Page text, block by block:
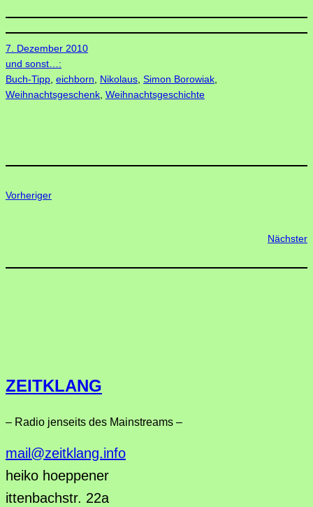
7. Dezember 2010
und sonst…:
Buch-Tipp eichborn Nikolaus Simon Borowiak
Weihnachtsgeschenk Weihnachtsgeschichte
Vorheriger
Nächster
ZEITKLANG
– Radio jenseits des Mainstreams –
mail@zeitklang.info
heiko hoeppener
ittenbachstr. 22a